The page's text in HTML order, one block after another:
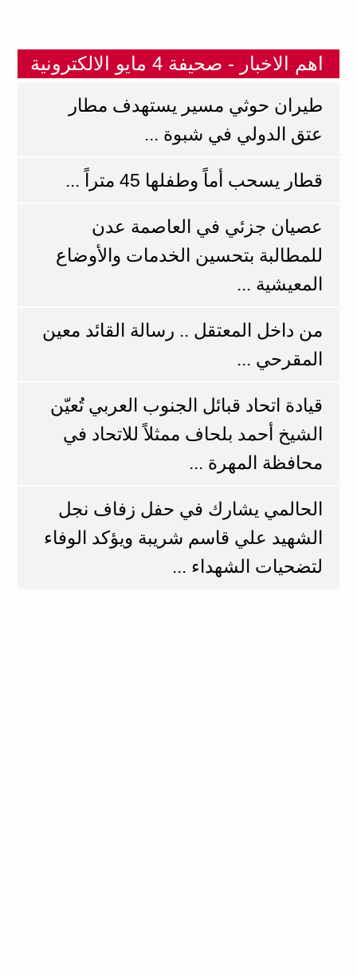
اهم الاخبار - صحيفة 4 مايو الالكترونية
طيران حوثي مسير يستهدف مطار
عتق الدولي في شبوة ...
قطار يسحب أماً وطفلها 45 متراً ...
عصيان جزئي في العاصمة عدن
للمطالبة بتحسين الخدمات والأوضاع
المعيشية ...
من داخل المعتقل .. رسالة القائد معين
المقرحي ...
قيادة اتحاد قبائل الجنوب العربي تُعيّن
الشيخ أحمد بلحاف ممثلاً للاتحاد في
محافظة المهرة ...
الحالمي يشارك في حفل زفاف نجل
الشهيد علي قاسم شريبة ويؤكد الوفاء
لتضحيات الشهداء ...